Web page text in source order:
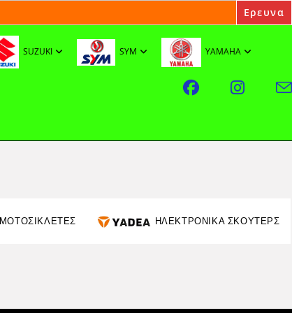
SUZUKI SYM YAMAHA
ΜΟΤΟΣΙΚΛΕΤΕΣ ΗΛΕΚΤΡΟΝΙΚΑ ΣΚΟΥΤΕΡΣ